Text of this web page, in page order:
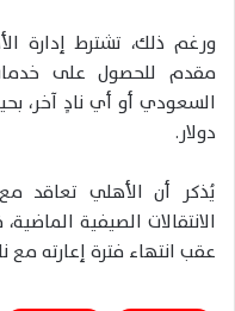
ورغم ذلك، تشترط إدارة
مقدم للحصول على
دولار.
يُذكر أن الأهلي تعاقد
الانتقالات الصيفية
عقب انتهاء فترة إعارته مع